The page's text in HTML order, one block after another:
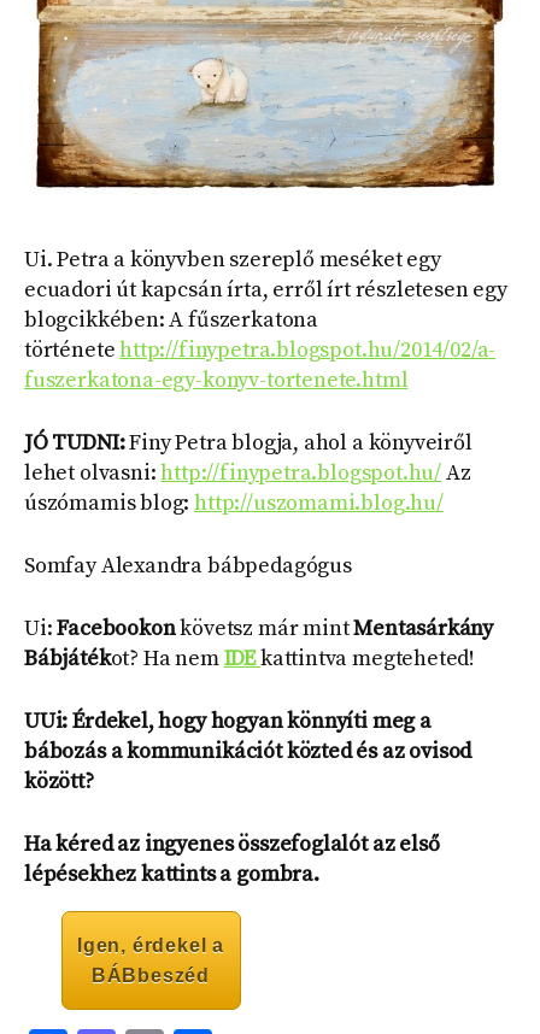
Ui. Petra a könyvben szereplő meséket egy
ecuadori út kapcsán írta, erről írt részletesen egy
blogcikkében: A fűszerkatona
történetehttp://finypetra.blogspot.hu/2014/02/a-
fuszerkatona-egy-konyv-tortenete.html
JÓ TUDNI:Finy Petra blogja, ahol a könyveiről
lehet olvasni:http://finypetra.blogspot.hu/Az
úszómamis blog:http://uszomami.blog.hu/
Somfay Alexandra bábpedagógus
Ui:Facebookonkövetsz már mintMentasárkány
Bábjátékot? Ha nemIDEkattintva megteheted!
UUi: Érdekel, hogy hogyan könnyíti meg a
bábozás a kommunikációt közted és az ovisod
között?
Ha kéred az ingyenes összefoglalót az első
lépésekhez kattints a gombra.
Igen, érdekel a
BÁBbeszéd